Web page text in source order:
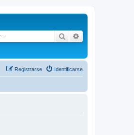
Buscar
Identificarse
Registrarse